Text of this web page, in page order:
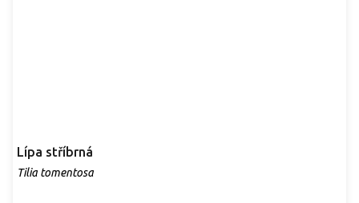
Lípa stříbrná
Tilia tomentosa